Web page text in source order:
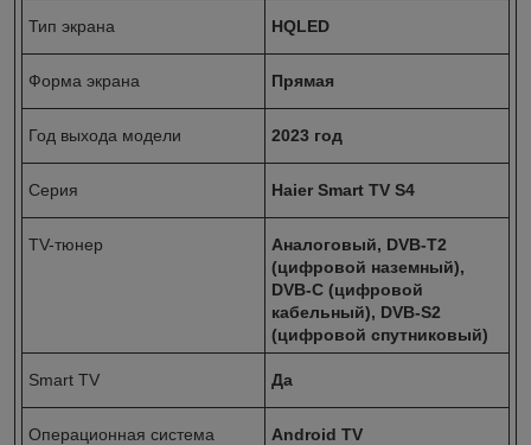
Тип экрана HQLED
Форма экрана Прямая
Год выхода модели 2023 год
Серия Haier Smart TV S4
TV-тюнер
Аналоговый, DVB-T2
(цифровой наземный),
DVB-С (цифровой
кабельный), DVB-S2
(цифровой спутниковый)
Smart TV Да
Операционная система Android TV